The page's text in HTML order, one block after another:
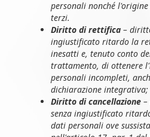
personali nonché
terzi.
Diritto di rettifica –
ingiustificato ritardo la
inesatti e, tenuto conto
trattamento, di ottenere
personali incompleti,
dichiarazione integrativa;
Diritto di cancellazione
senza ingiustificato
dati personali ove